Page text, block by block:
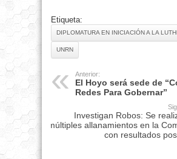
Etiqueta:
DIPLOMATURA EN INICIACIÓN A LA
UNRN
Anterior:
El Hoyo será sede de
Redes Para Gobernar”
Investigan Robos: Se
múltiples allanamientos en la
con resultados